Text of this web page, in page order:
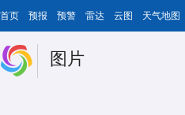
首页 预报 预警 雷达 云图 天气地图
图片